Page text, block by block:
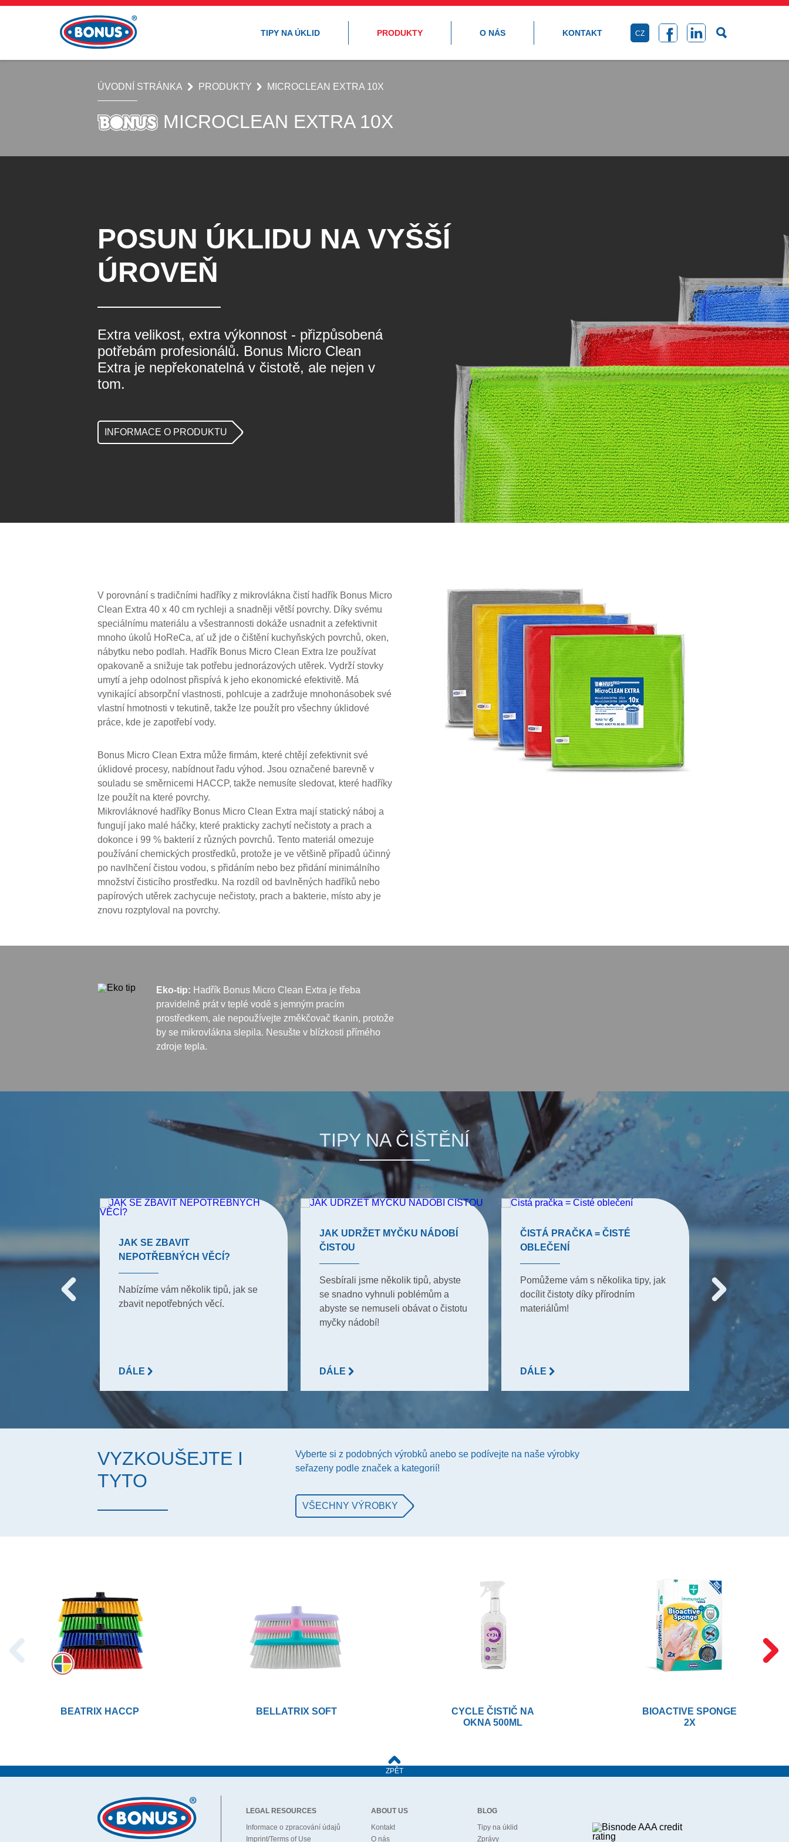
TIPY NA ÚKLID PRODUKTY O NÁS KONTAKT CZ
ÚVODNÍ STRÁNKA PRODUKTY MICROCLEAN EXTRA 10X
MICROCLEAN EXTRA 10X
POSUN ÚKLIDU NA VYŠŠÍ
ÚROVEŇ
Extra velikost, extra výkonnost - přizpůsobená
potřebám profesionálů. Bonus Micro Clean
Extra je nepřekonatelná v čistotě, ale nejen v
tom.
INFORMACE O PRODUKTU
V porovnání s tradičními hadříky z mikrovlákna čistí hadřík Bonus Micro
Clean Extra 40 x 40 cm rychleji a snadněji větší povrchy. Díky svému
speciálnímu materiálu a všestrannosti dokáže usnadnit a zefektivnit
mnoho úkolů HoReCa, ať už jde o čištění kuchyňských povrchů, oken,
nábytku nebo podlah. Hadřík Bonus Micro Clean Extra lze používat
opakovaně a snižuje tak potřebu jednorázových utěrek. Vydrží stovky
umytí a jehp odolnost přispívá k jeho ekonomické efektivitě. Má
vynikající absorpční vlastnosti, pohlcuje a zadržuje mnohonásobek své
vlastní hmotnosti v tekutině, takže lze použít pro všechny úklidové
práce, kde je zapotřebí vody.
Bonus Micro Clean Extra může firmám, které chtějí zefektivnit své
úklidové procesy, nabídnout řadu výhod. Jsou označené barevně v
souladu se směrnicemi HACCP, takže nemusíte sledovat, které hadříky
lze použít na které povrchy.
Mikrovláknové hadříky Bonus Micro Clean Extra mají statický náboj a
fungují jako malé háčky, které prakticky zachytí nečistoty a prach a
dokonce i 99 % bakterií z různých povrchů. Tento materiál omezuje
používání chemických prostředků, protože je ve většině případů účinný
po navlhčení čistou vodou, s přidáním nebo bez přidání minimálního
množství čisticího prostředku. Na rozdíl od bavlněných hadříků nebo
papírových utěrek zachycuje nečistoty, prach a bakterie, místo aby je
znovu rozptyloval na povrchy.
Eko-tip: Hadřík Bonus Micro Clean Extra je třeba
pravidelně prát v teplé vodě s jemným pracím
prostředkem, ale nepoužívejte změkčovač tkanin, protože
by se mikrovlákna slepila. Nesušte v blízkosti přímého
zdroje tepla.
TIPY NA ČIŠTĚNÍ
které používali
JAK SE ZBAVIT
NEPOTŘEBNÝCH VĚCÍ?
Nabízíme vám několik tipů, jak se
zbavit nepotřebných věcí.
DÁLE
JAK UDRŽET MYČKU NÁDOBÍ
ČISTOU
Sesbírali jsme několik tipů, abyste
se snadno vyhnuli poblémům a
abyste se nemuseli obávat o čistotu
myčky nádobí!
DÁLE
ČISTÁ PRAČKA = ČISTÉ
OBLEČENÍ
Pomůžeme vám s několika tipy, jak
docílit čistoty díky přírodním
materiálům!
DÁLE
10 tipů proč
rukavice!
VYZKOUŠEJTE I
TYTO
Vyberte si z podobných výrobků anebo se podívejte na naše výrobky
seřazeny podle značek a kategorií!
VŠECHNY VÝROBKY
BEATRIX HACCP BELLATRIX SOFT
CYCLE ČISTIČ NA
OKNA 500ML
BIOACTIVE SPONGE
2X
ZPĚT
LEGAL RESOURCES
Informace o zpracování údajů
Imprint/Terms of Use
ABOUT US
Kontakt
O nás
BLOG
Tipy na úklid
Zprávy